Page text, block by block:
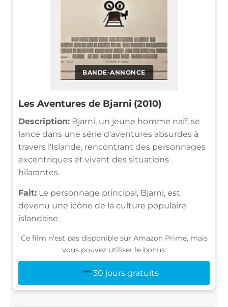
BANDE-ANNONCE
Les Aventures de Bjarni (2010)
Description: Bjarni, un jeune homme naïf, se
lance dans une série d'aventures absurdes à
travers l'Islande, rencontrant des personnages
excentriques et vivant des situations
hilarantes.
Fait: Le personnage principal, Bjarni, est
devenu une icône de la culture populaire
islandaise.
Ce film n'est pas disponible sur Amazon Prime, mais
vous pouvez utiliser le bonus:
30 jours gratuits